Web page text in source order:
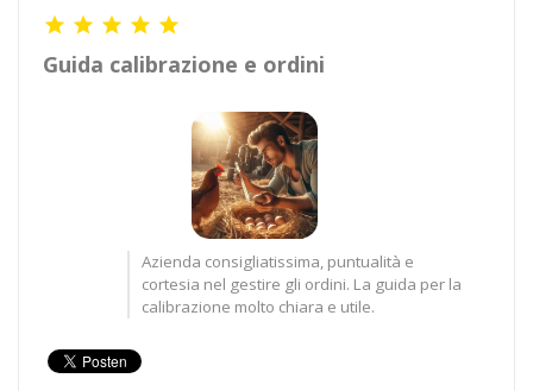
    
Guida calibrazione e ordini
Azienda consigliatissima, puntualità e
cortesia nel gestire gli ordini. La guida per la
calibrazione molto chiara e utile.